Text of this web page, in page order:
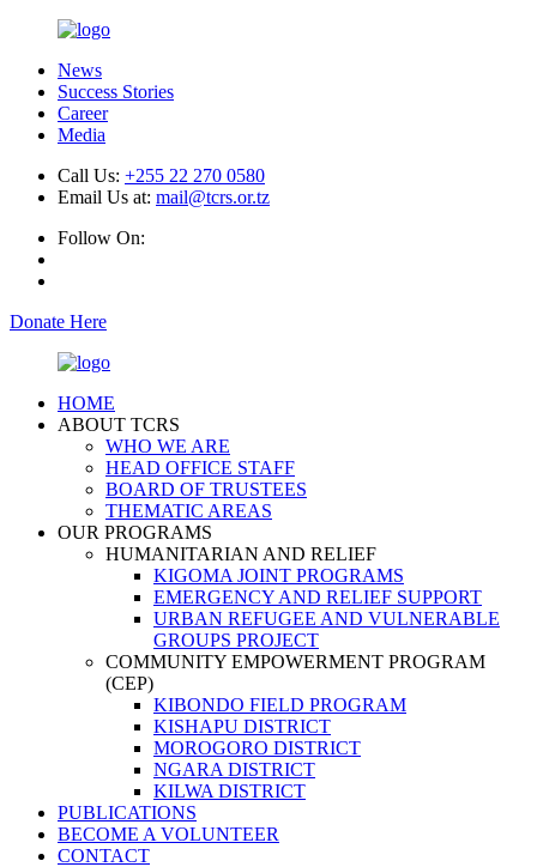
News
Success Stories
Career
Media
Call Us: +255 22 270 0580
Email Us at: mail@tcrs.or.tz
Follow On:
Donate Here
HOME
ABOUT TCRS
WHO WE ARE
HEAD OFFICE STAFF
BOARD OF TRUSTEES
THEMATIC AREAS
OUR PROGRAMS
HUMANITARIAN AND RELIEF
KIGOMA JOINT PROGRAMS
EMERGENCY AND RELIEF SUPPORT
URBAN REFUGEE AND VULNERABLE
GROUPS PROJECT
COMMUNITY EMPOWERMENT PROGRAM
(CEP)
KIBONDO FIELD PROGRAM
KISHAPU DISTRICT
MOROGORO DISTRICT
NGARA DISTRICT
KILWA DISTRICT
PUBLICATIONS
BECOME A VOLUNTEER
CONTACT